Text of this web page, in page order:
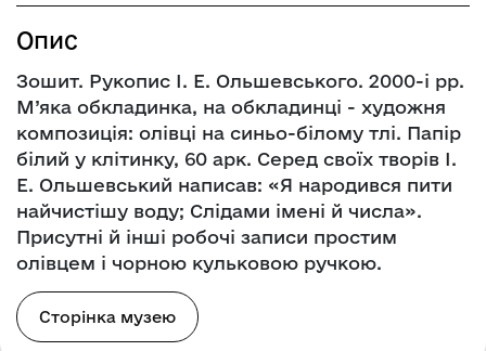
Опис
Зошит. Рукопис І. Е. Ольшевського. 2000-і рр.
М’яка обкладинка, на обкладинці - художня
композиція: олівці на синьо-білому тлі. Папір
білий у клітинку, 60 арк. Серед своїх творів І.
Е. Ольшевський написав: «Я народився пити
найчистішу воду; Слідами імені й числа».
Присутні й інші робочі записи простим
олівцем і чорною кульковою ручкою.
Сторінка музею